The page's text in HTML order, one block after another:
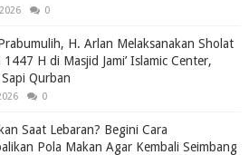
0
H. Arlan Melaksanakan Sholat
H di Masjid Jami’ Islamic Center,
Qurban
0
Saat Lebaran? Begini Cara
Pola Makan Agar Kembali Seimbang